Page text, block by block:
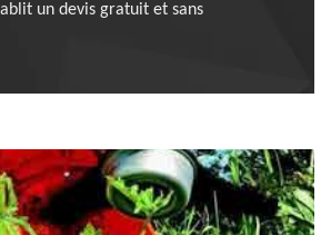
un devis gratuit et sans